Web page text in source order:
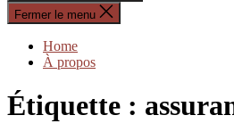
Fermer le menu
Home
À propos
Étiquette :